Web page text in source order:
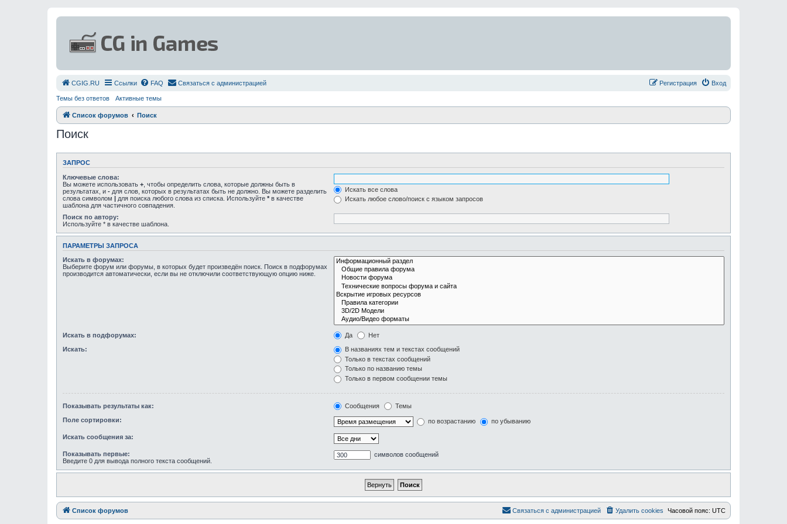
СGIG.RU Ссылки FAQ Связаться с администрацией Вход
Регистрация
Темы без ответов Активные темы
Список форумов Поиск
Поиск
ЗАПРОС
Ключевые слова:
Вы можете использовать + , чтобы определить слова, которые должны быть в
результатах, и - для слов, которых в результатах быть не должно. Вы можете разделить
слова символом | для поиска любого слова из списка. Используйте * в качестве
шаблона для частичного совпадения.
Искать все слова
Искать любое слово/поиск с языком запросов
Поиск по автору:
Используйте * в качестве шаблона.
ПАРАМЕТРЫ ЗАПРОСА
Искать в форумах:
Выберите форум или форумы, в которых будет произведён поиск. Поиск в подфорумах
производится автоматически, если вы не отключили соответствующую опцию ниже.
Искать в подфорумах: Да Нет
Искать:
В названиях тем и текстах сообщений
Только в текстах сообщений
Только по названию темы
Только в первом сообщении темы
Показывать результаты как: Сообщения Темы
Поле сортировки: по возрастанию по убыванию
Искать сообщения за:
Показывать первые:
Введите 0 для вывода полного текста сообщений.
символов сообщений
Список форумов Часовой пояс: UTC
Удалить cookies
Связаться с администрацией